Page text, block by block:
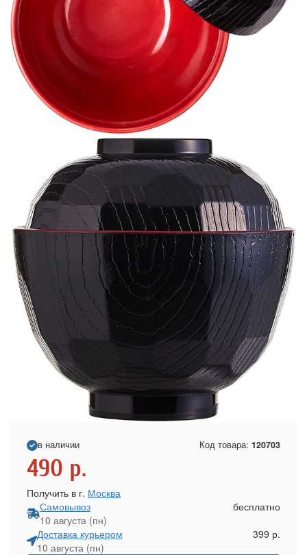
в наличии Код товара: 120703
490 р.
Получить в г. Москва
Самовывоз
10 августа (пн)
бесплатно
Доставка курьером
10 августа (пн)
399 р.